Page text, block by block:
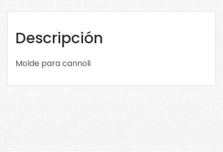
Descripción
Molde para cannoli